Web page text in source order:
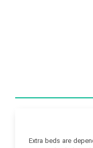
Extra beds are